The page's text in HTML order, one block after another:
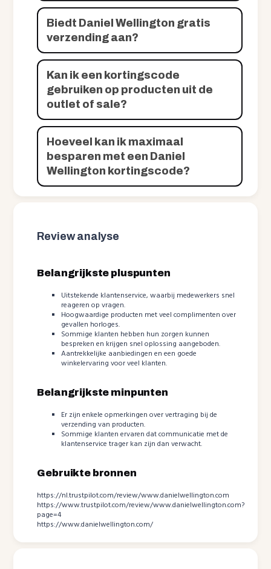
Biedt Daniel Wellington gratis
verzending aan?
Kan ik een kortingscode
gebruiken op producten uit de
outlet of sale?
Hoeveel kan ik maximaal
besparen met een Daniel
Wellington kortingscode?
Review analyse
Belangrijkste pluspunten
Uitstekende klantenservice, waarbij medewerkers snel
reageren op vragen.
Hoogwaardige producten met veel complimenten over
gevallen horloges.
Sommige klanten hebben hun zorgen kunnen
bespreken en krijgen snel oplossing aangeboden.
Aantrekkelijke aanbiedingen en een goede
winkelervaring voor veel klanten.
Belangrijkste minpunten
Er zijn enkele opmerkingen over vertraging bij de
verzending van producten.
Sommige klanten ervaren dat communicatie met de
klantenservice trager kan zijn dan verwacht.
Gebruikte bronnen
https://nl.trustpilot.com/review/www.danielwellington.com
https://www.trustpilot.com/review/www.danielwellington.com?
page=4
https://www.danielwellington.com/